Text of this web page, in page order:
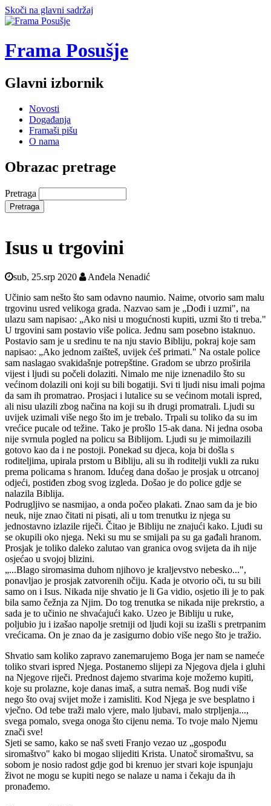
Skoči na glavni sadržaj
Frama Posušje
Glavni izbornik
Novosti
Događanja
Framaši pišu
O nama
Obrazac pretrage
Pretraga
Isus u trgovini
sub, 25.srp 2020
Anđela Nenadić
Učinio sam nešto što sam odavno naumio. Naime, otvorio sam malu
trgovinu usred velikoga grada. Nazvao sam je „Dođi i uzmi", na
ulazu sam napisao: „Ako nisi u mogućnosti kupiti, uzmi što ti treba."
U trgovini sam postavio više polica. Jednu sam posebno istaknuo.
Postavio sam je u sredinu te na nju stavio Bibliju, pokraj koje sam
napisao: „Ako jednom zaišteš, uvijek ćeš primati." Na ostale police
sam naslagao svakidašnje potrepštine. Gradom se ubrzo proširila
vijest i ljudi su počeli dolaziti. Nimalo me nije iznenadilo što su
većinom dolazili oni koji su bili bogatiji. Svi ti ljudi nisu imali pojma
da sam ih promatrao. Prosjaci i lutalice su se većinom motali ispred,
ali nisu ulazili zbog načina na koji su ih drugi promatrali. Ljudi su
uvijek uzimali više nego što im je trebalo. Trpali su toliko da su im
vrećice pucale od težine. Tako je prošlo 15-ak dana. Ni jedna osoba
nije svrnula pogled na policu sa Biblijom. Ljudi su je mimoilazili
gotovo kao da i ne postoji. Ponekad su djeca, koja bi došla s
roditeljima, upirala prstom u Bibliju, ali su ih roditelji vukli za ruku
prema policama s hranom. Idućeg dana došao je prosjak u otrcanoj
odjeći, postiđen zbog svog izgleda. Došao je do police gdje se
nalazila Biblija.
Podrugljivo se nasmijao, a onda počeo plakati. Znao sam da je bio
neuk, nije znao čitati ni pisati, ali u tom trenutku iz njega su
jednostavno izlazile riječi. Čitao je Bibliju ne znajući kako. Ljudi su
se okupili oko njega. Neki su mu se smijali pa su ga gađali hranom.
Prosjak je toliko daleko zalutao van granica ovog svijeta da ih nije
osjećao u svojoj blizini.
„...Blago siromasima duhom njihovo je kraljevstvo nebesko...",
ponavljao je prosjak zatvorenih očiju. Kada je otvorio oči, tu su bili
samo on i Isus. Nikada nije shvatio je li Ga vidio, osjetio ili je to pak
bila samo čežnja za Njim. Do tog trenutka se nikada nije prekrstio, a
sada je to učinio ne shvaćajući kako. Uzeo je Bibliju u ruke,
poljubio ju i izašao napolje sretniji od ljudi koji su izašli s pretrpanim
vrećicama. On je znao da je zasigurno dobio više nego što je tražio.
Shvatio sam koliko zapravo zanemarujemo Boga jer nam se nameće
toliko stvari ispred Njega. Postanemo slijepi za Njegova djela i gluhi
na Njegove riječi. Prednost dajemo stvarima koje možemo kupiti,
koje su prolazne, koje danas imaš, a sutra nemaš. Bog nudi više
nego što ovaj svijet može i zamisliti. Kod Njega je sve besplatno i
vječno. Od tebe traži malo vjere, malo ljubavi, malo strpljenja...,
svega pomalo, svega onoga što cijenu nema. To tvoje malo Njemu
znači sve!
Sjeti se samo, kako se naš sveti Franjo vezao uz „gospođu
siromaštvo" kako bi mogao slijediti Krista. Unatoč siromaštvu, sa
sobom je nosio radost gdje god bi krenuo jer stvari koje ispunjaju
život ne mogu se kupiti nego se nalaze u nama i čekaju da ih
pronađemo.